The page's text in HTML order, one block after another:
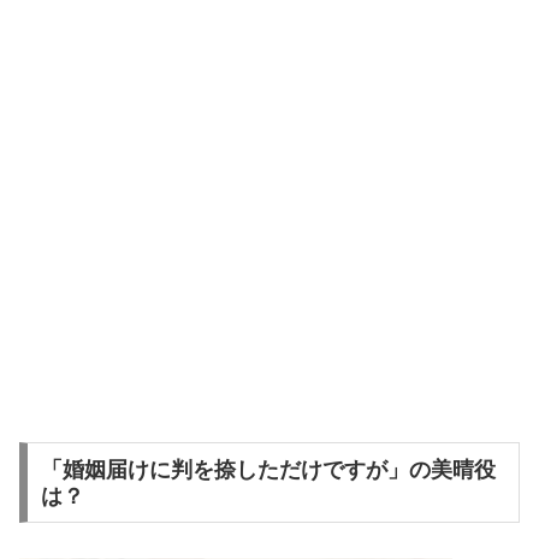
「婚姻届けに判を捺しただけですが」の美晴役
は？